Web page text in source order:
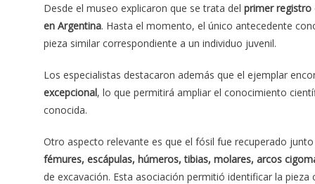
Desde el museo explicaron que se trata del primer registro
en Argentina. Hasta el momento, el único antecedente
pieza similar correspondiente a un individuo juvenil.
Los especialistas destacaron además que el ejemplar
excepcional, lo que permitirá ampliar el conocimiento
conocida.
Otro aspecto relevante es que el fósil fue recuperado
fémures, escápulas, húmeros, tibias, molares, arcos
de excavación. Esta asociación permitió identificar la